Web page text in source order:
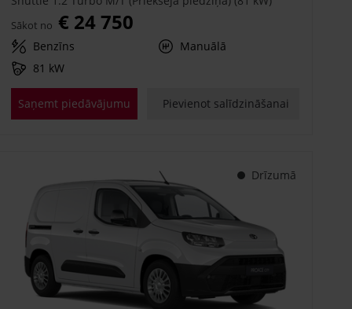
Sākot no € 24 750
Benzīns
Manuālā
81 kW
Saņemt piedāvājumu Pievienot salīdzināšanai
Drīzumā